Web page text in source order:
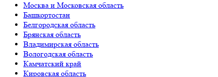
Москва и Московская область
Башкортостан
Белгородская область
Брянская область
Владимирская область
Вологодская область
Камчатский край
Кировская область